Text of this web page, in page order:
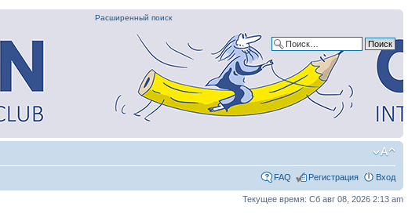
Расширенный поиск
FAQ Регистрация Вход
Текущее время: Сб авг 08, 2026 2:13 am